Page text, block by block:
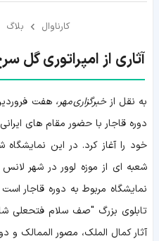
کارناوال بلاگ
آثاری از امپراتوری گل
به نقل ازخبرگزاری مهر،
دوره قاجار با حضور مقام های
نمایشگاه مربوط به دوره قاجار
تابلوی بزرگ "صف سلام فتحعلی
آثار کمال الملک، مصور الممالک و